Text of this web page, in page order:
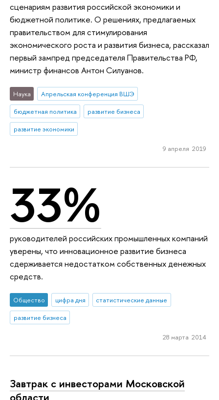
сценариям развития российской экономики и
бюджетной политике. О решениях, предлагаемых
правительством для стимулирования
экономического роста и развития бизнеса, рассказал
первый зампред председателя Правительства РФ,
министр финансов Антон Силуанов.
Наука
Апрельская конференция ВШЭ
бюджетная политика
развитие бизнеса
развитие экономики
9 апреля 2019
33%
руководителей российских промышленных компаний
уверены, что инновационное развитие бизнеса
сдерживается недостатком собственных денежных
средств.
Общество цифра дня
статистические данные
развитие бизнеса
28 марта 2014
Завтрак с инвесторами Московской